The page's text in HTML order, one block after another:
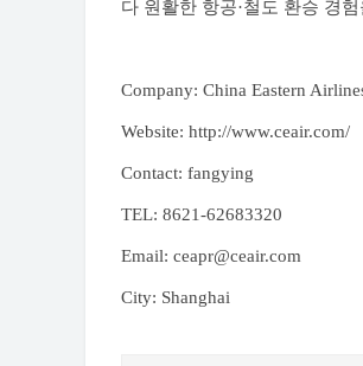
다 원활한 항공·철도 환승 경
Company: China Eastern
Website: http://www.ceair.com/
Contact: fangying
TEL: 8621-62683320
Email: ceapr@ceair.com
City: Shanghai